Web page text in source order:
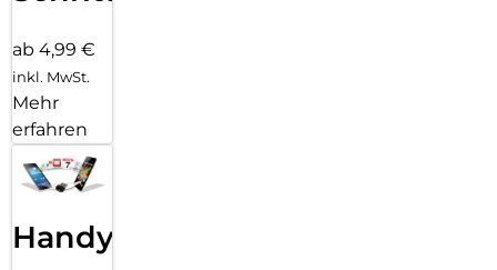
ab 4,99 €
inkl. MwSt.
Mehr
erfahren
Handy